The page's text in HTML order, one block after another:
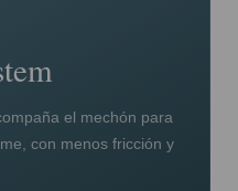
el mechón para
con menos fricción y